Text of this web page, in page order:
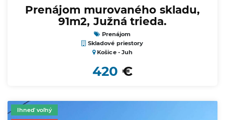
Prenájom murovaného skladu,
91m2, Južná trieda.
Prenájom
Skladové priestory
Košice - Juh
420 €
Ihneď voľný